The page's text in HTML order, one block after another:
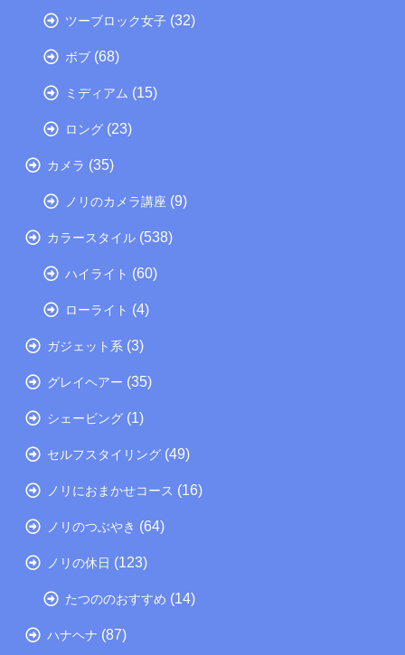
ツーブロック女子 (32)
ボブ (68)
ミディアム (15)
ロング (23)
カメラ (35)
ノリのカメラ講座 (9)
カラースタイル (538)
ハイライト (60)
ローライト (4)
ガジェット系 (3)
グレイヘアー (35)
シェービング (1)
セルフスタイリング (49)
ノリにおまかせコース (16)
ノリのつぶやき (64)
ノリの休日 (123)
たつののおすすめ (14)
ハナヘナ (87)